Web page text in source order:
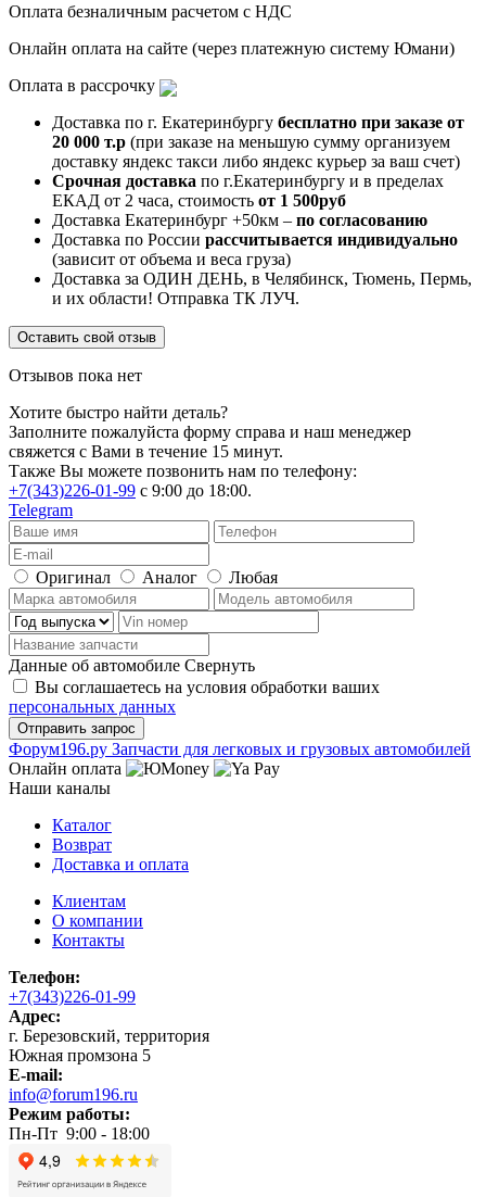
Оплата безналичным расчетом с НДС
Онлайн оплата на сайте (через платежную систему Юмани)
Оплата в рассрочку
Доставка по г. Екатеринбургу бесплатно при заказе от
20 000 т.р (при заказе на меньшую сумму организуем
доставку яндекс такси либо яндекс курьер за ваш счет)
Срочная доставка по г.Екатеринбургу и в пределах
ЕКАД от 2 часа, стоимость от 1 500руб
Доставка Екатеринбург +50км – по согласованию
Доставка по России рассчитывается индивидуально
(зависит от объема и веса груза)
Доставка за ОДИН ДЕНЬ, в Челябинск, Тюмень, Пермь,
и их области! Отправка ТК ЛУЧ.
Оставить свой отзыв
Отзывов пока нет
Хотите быстро найти деталь?
Заполните пожалуйста форму справа и наш менеджер
свяжется с Вами в течение 15 минут.
Также Вы можете позвонить нам по телефону:
+7(343)226-01-99 с 9:00 до 18:00.
Telegram
Оригинал Аналог Любая
Данные об автомобиле Свернуть
Вы соглашаетесь на условия обработки ваших
персональных данных
Фoрум196.ру Запчасти для легковых и грузовых автомобилей
Онлайн оплата
Наши каналы
Каталог
Возврат
Доставка и оплата
Клиентам
О компании
Контакты
Телефон:
+7(343)226-01-99
Адрес:
г. Березовский, территория
Южная промзона 5
E-mail:
info@forum196.ru
Режим работы:
Пн-Пт 9:00 - 18:00